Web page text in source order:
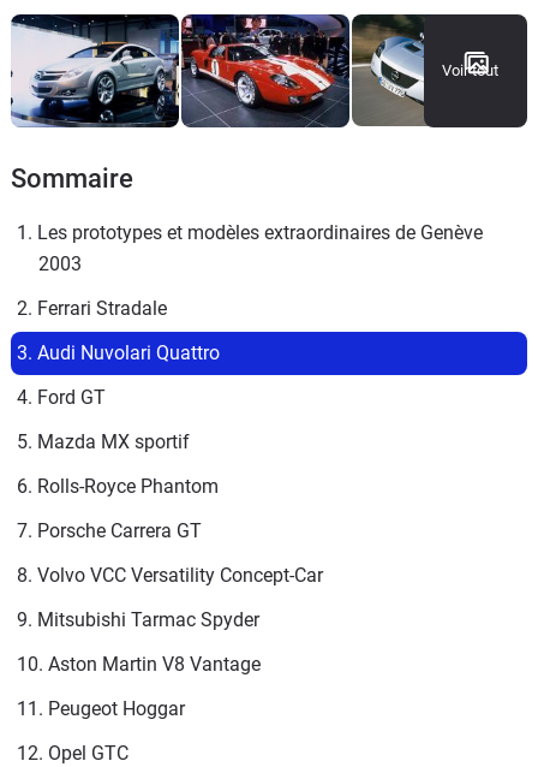
Voir tout
Sommaire
1. Les prototypes et modèles extraordinaires de Genève
2003
2. Ferrari Stradale
3. Audi Nuvolari Quattro
4. Ford GT
5. Mazda MX sportif
6. Rolls-Royce Phantom
7. Porsche Carrera GT
8. Volvo VCC Versatility Concept-Car
9. Mitsubishi Tarmac Spyder
10. Aston Martin V8 Vantage
11. Peugeot Hoggar
12. Opel GTC